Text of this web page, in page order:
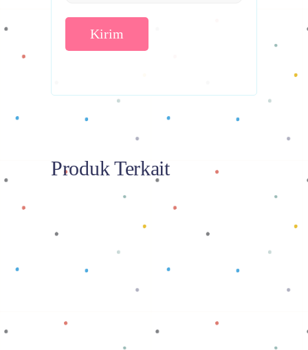
Produk Terkait